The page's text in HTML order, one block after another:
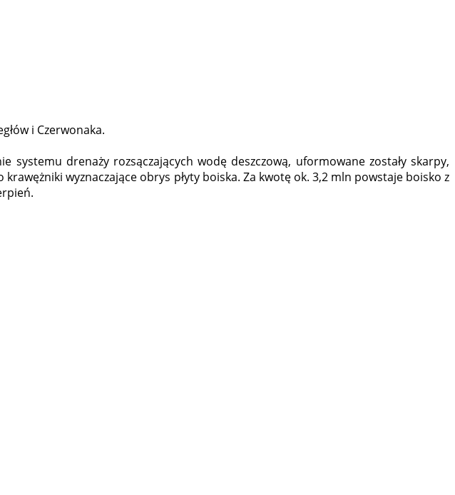
i Czerwonaka.
drenaży rozsączających wodę deszczową, uformowane zostały skarpy,
wyznaczające obrys płyty boiska. Za kwotę ok. 3,2 mln powstaje boisko z